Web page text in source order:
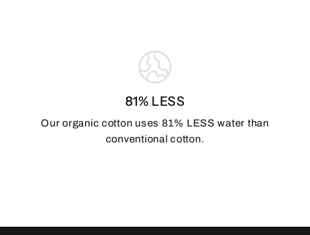
81% LESS
Our organic cotton uses 81% LESS water than
conventional cotton.